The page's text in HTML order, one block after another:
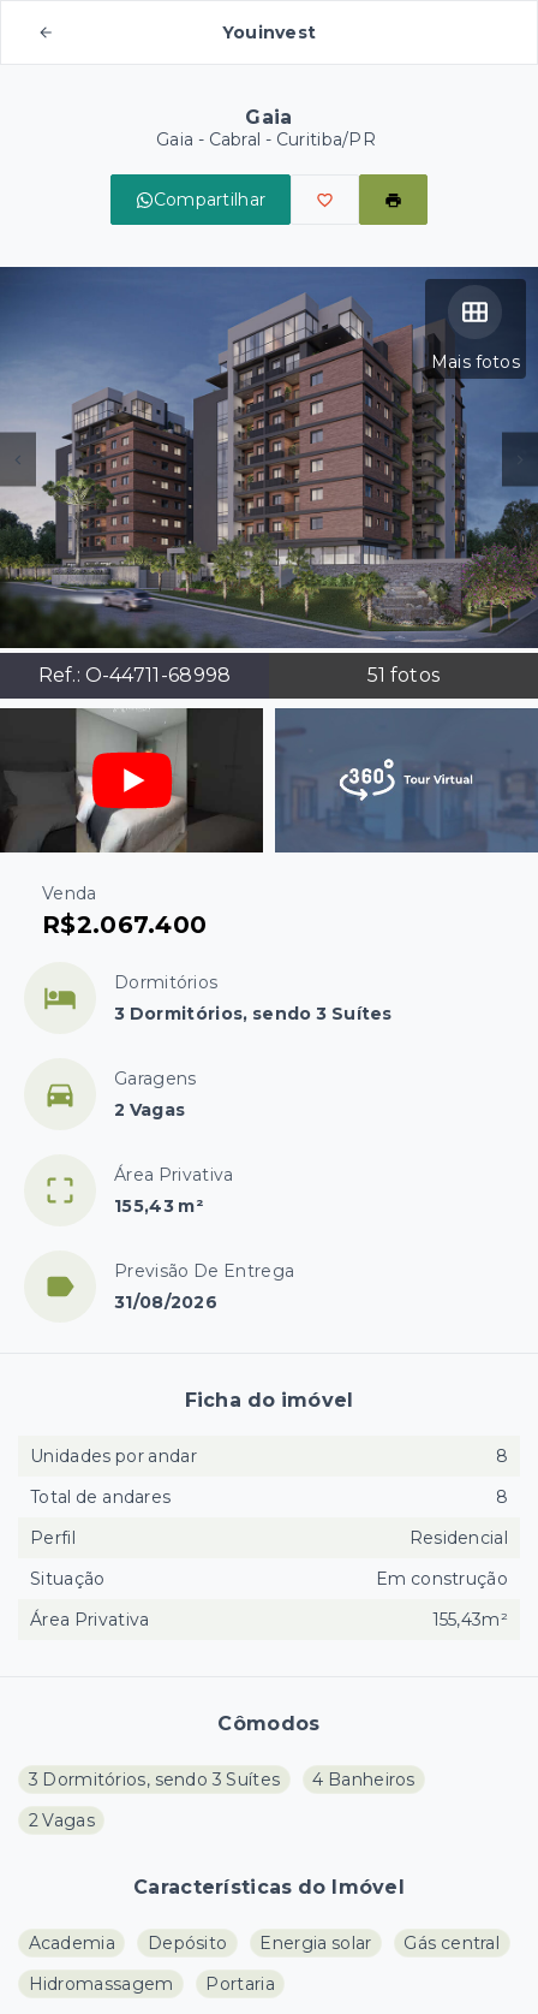
Youinvest
Gaia
Gaia - Cabral - Curitiba/PR
Compartilhar
Mais fotos
Ref.: O-44711-68998 51 fotos
Venda
R$2.067.400
Dormitórios
3 Dormitórios, sendo 3 Suítes
Garagens
2 Vagas
Área Privativa
155,43 m²
Previsão De Entrega
31/08/2026
Cômodos
3 Dormitórios, sendo 3 Suítes
4 Banheiros
2 Vagas
Características do Imóvel
Academia Depósito Energia solar
Gás central
Hidromassagem
Portaria
Ficha do imóvel
Unidades por andar
8
Total de andares
8
Perfil
Residencial
Situação
Em construção
Área Privativa
155,43m²